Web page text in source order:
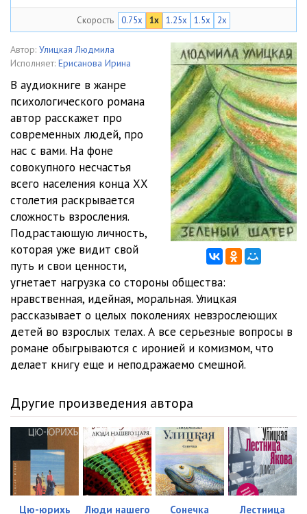
01_03_Shkolnye_gody_chudesnye
02_01_Novyy_uchitel 29:44
29:49
03_01_Deti_podzemelya 23:39
03_02_Deti_podzemelya 22:41
04_01_Lyursy 23:15
04_02_Lyursy 22:49
05_01_Posledniy_bal 15:28
05_02_Posledniy_bal 14:51
06_00_Druzhba_narodov
07_01_Zelenyy_shater
07_02_Zelenyy_shater 29:59
07_03_Zelenyy_shater 29:39
09_01_Vse_siroty
09_02_Vse_siroty 15:38
10_01_Svadba_Korolya_Artura 28:43
10_02_Svadba_Korolya_Artura 29:05
Скорость 0.75x 1x 1.25x 1.5x 2x
Автор: Улицкая Людмила
Исполняет: Ерисанова Ирина
В аудиокниге в жанре
психологического романа
автор расскажет про
современных людей, про
нас с вами. На фоне
совокупного несчастья
всего населения конца ХХ
столетия раскрывается
сложность взросления.
Подрастающую личность,
которая уже видит свой
путь и свои ценности,
угнетает нагрузка со стороны общества:
нравственная, идейная, моральная. Улицкая
рассказывает о целых поколениях невзрослеющих
детей во взрослых телах. А все серьезные вопросы в
романе обыгрываются с иронией и комизмом, что
делает книгу еще и неподражаемо смешной.
Другие произведения автора
Цю-юрихь
Люди нашего
Сонечка
Лестница